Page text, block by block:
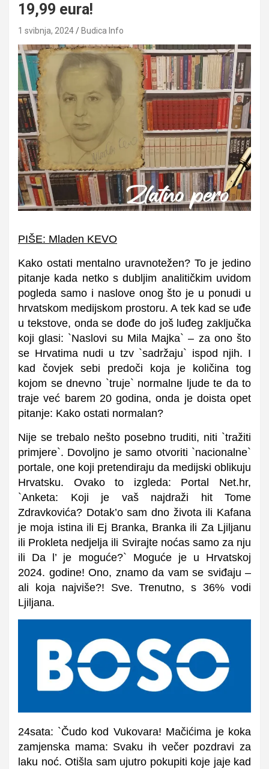
19,99 eura!
1 svibnja, 2024 Budica Info
PIŠE: Mladen KEVO
Kako ostati mentalno uravnotežen? To je jedino
pitanje kada netko s dubljim analitičkim uvidom
pogleda samo i naslove onog što je u ponudi u
hrvatskom medijskom prostoru. A tek kad se uđe
u tekstove, onda se dođe do još luđeg zaključka
koji glasi: `Naslovi su Mila Majka` – za ono što
se Hrvatima nudi u tzv `sadržaju` ispod njih. I
kad čovjek sebi predoči koja je količina tog
kojom se dnevno `truje` normalne ljude te da to
traje već barem 20 godina, onda je doista opet
pitanje: Kako ostati normalan?
Nije se trebalo nešto posebno truditi, niti `tražiti
primjere`. Dovoljno je samo otvoriti `nacionalne`
portale, one koji pretendiraju da medijski oblikuju
Hrvatsku. Ovako to izgleda: Portal Net.hr,
`Anketa: Koji je vaš najdraži hit Tome
Zdravkovića? Dotak’o sam dno života ili Kafana
je moja istina ili Ej Branka, Branka ili Za Ljiljanu
ili Prokleta nedjelja ili Svirajte noćas samo za nju
ili Da l’ je moguće?` Moguće je u Hrvatskoj
2024. godine! Ono, znamo da vam se sviđaju –
ali koja najviše?! Sve. Trenutno, s 36% vodi
Ljiljana.
24sata: `Čudo kod Vukovara! Mačićima je koka
zamjenska mama: Svaku ih večer pozdravi za
laku noć. Otišla sam ujutro pokupiti koje jaje kad